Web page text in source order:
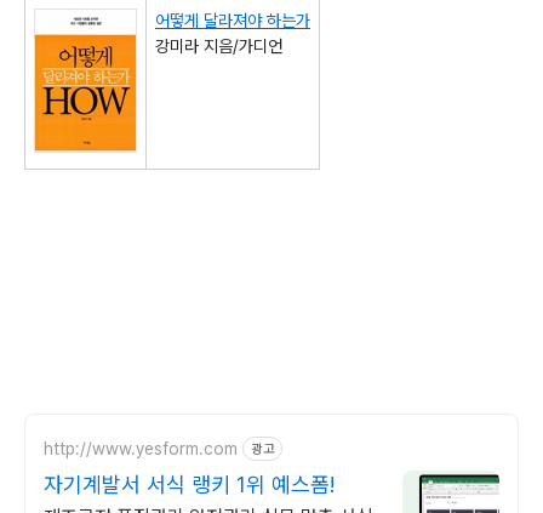
어떻게 달라져야 하는가
강미라 지음/가디언
http://www.yesform.com 광고
자기계발서 서식 랭키 1위 예스폼!